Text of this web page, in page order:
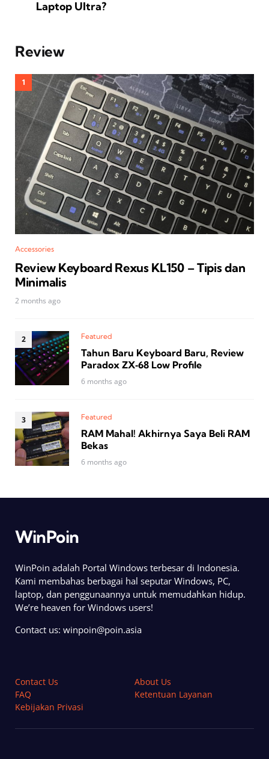
Laptop Ultra?
Review
Accessories
Review Keyboard Rexus KL150 – Tipis dan
Minimalis
2 months ago
Featured
Tahun Baru Keyboard Baru, Review
Paradox ZX‑68 Low Profile
6 months ago
Featured
RAM Mahal! Akhirnya Saya Beli RAM
Bekas
6 months ago
WinPoin
WinPoin adalah Portal Windows terbesar di Indonesia.
Kami membahas berbagai hal seputar Windows, PC,
laptop, dan penggunaannya untuk memudahkan hidup.
We’re heaven for Windows users!
Contact us: winpoin@poin.asia
Contact Us
About Us
FAQ
Ketentuan Layanan
Kebijakan Privasi